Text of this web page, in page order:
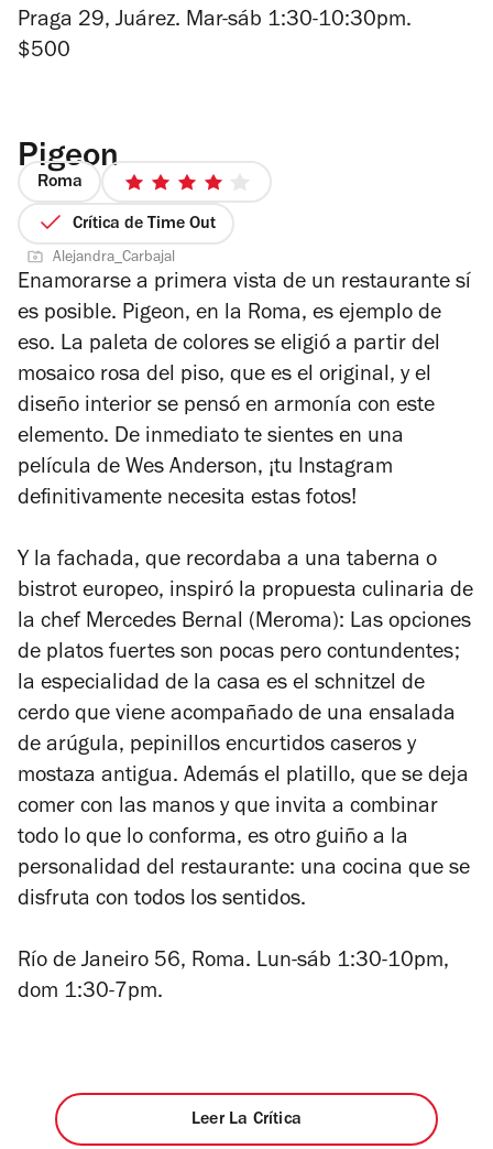
Praga 29, Juárez. Mar-sáb 1:30-10:30pm.
$500
Pigeon
Roma
4
de
estrellas
Crítica de Time Out
Alejandra_Carbajal
Enamorarse a primera vista de un restaurante sí
es posible. Pigeon, en la Roma, es ejemplo de
eso. La paleta de colores se eligió a partir del
mosaico rosa del piso, que es el original, y el
diseño interior se pensó en armonía con este
elemento. De inmediato te sientes en una
película de Wes Anderson, ¡tu Instagram
definitivamente necesita estas fotos!
Y la fachada, que recordaba a una taberna o
bistrot europeo, inspiró la propuesta culinaria de
la chef Mercedes Bernal (Meroma): Las opciones
de platos fuertes son pocas pero contundentes;
la especialidad de la casa es el schnitzel de
cerdo que viene acompañado de una ensalada
de arúgula, pepinillos encurtidos caseros y
mostaza antigua. Además el platillo, que se deja
comer con las manos y que invita a combinar
todo lo que lo conforma, es otro guiño a la
personalidad del restaurante: una cocina que se
disfruta con todos los sentidos.
Río de Janeiro 56, Roma. Lun-sáb 1:30-10pm,
dom 1:30-7pm.
Leer La Crítica